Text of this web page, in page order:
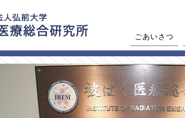
ごあいさつ